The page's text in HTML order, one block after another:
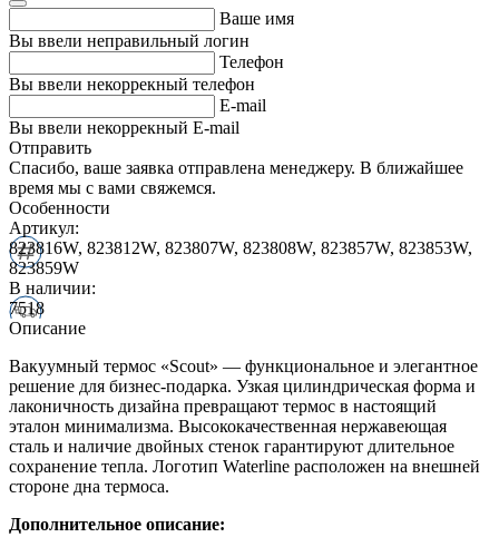
Ваше имя
Вы ввели неправильный логин
Телефон
Вы ввели некоррекный телефон
E-mail
Вы ввели некоррекный E-mail
Отправить
Спасибо, ваше заявка отправлена менеджеру. В ближайшее
время мы с вами свяжемся.
Особенности
Артикул:
823816W, 823812W, 823807W, 823808W, 823857W, 823853W,
823859W
В наличии:
7518
Описание
Вакуумный термос «Scout» — функциональное и элегантное
решение для бизнес-подарка. Узкая цилиндрическая форма и
лаконичность дизайна превращают термос в настоящий
эталон минимализма. Высококачественная нержавеющая
сталь и наличие двойных стенок гарантируют длительное
сохранение тепла. Логотип Waterline расположен на внешней
стороне дна термоса.
Дополнительное описание: